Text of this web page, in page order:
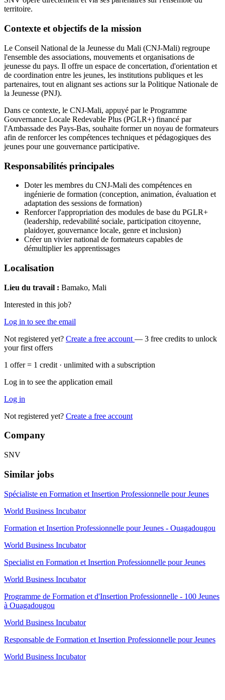
territoire.
Contexte et objectifs de la mission
Le Conseil National de la Jeunesse du Mali (CNJ-Mali) regroupe
l'ensemble des associations, mouvements et organisations de
jeunesse du pays. Il offre un espace de concertation, d'orientation et
de coordination entre les jeunes, les institutions publiques et les
partenaires, tout en alignant ses actions sur la Politique Nationale de
la Jeunesse (PNJ).
Dans ce contexte, le CNJ-Mali, appuyé par le Programme
Gouvernance Locale Redevable Plus (PGLR+) financé par
l'Ambassade des Pays-Bas, souhaite former un noyau de formateurs
afin de renforcer les compétences techniques et pédagogiques des
jeunes pour une gouvernance participative.
Responsabilités principales
Doter les membres du CNJ-Mali des compétences en
ingénierie de formation (conception, animation, évaluation et
adaptation des sessions de formation)
Renforcer l'appropriation des modules de base du PGLR+
(leadership, redevabilité sociale, participation citoyenne,
plaidoyer, gouvernance locale, genre et inclusion)
Créer un vivier national de formateurs capables de
démultiplier les apprentissages
Localisation
Lieu du travail : Bamako, Mali
Interested in this job?
Log in to see the email
Not registered yet? Create a free account — 3 free credits to unlock
your first offers
1 offer = 1 credit · unlimited with a subscription
Log in to see the application email
Log in
Not registered yet? Create a free account
Company
SNV
Similar jobs
Spécialiste en Formation et Insertion Professionnelle pour Jeunes
World Business Incubator
Formation et Insertion Professionnelle pour Jeunes - Ouagadougou
World Business Incubator
Specialist en Formation et Insertion Professionnelle pour Jeunes
World Business Incubator
Programme de Formation et d'Insertion Professionnelle - 100 Jeunes
à Ouagadougou
World Business Incubator
Responsable de Formation et Insertion Professionnelle pour Jeunes
World Business Incubator